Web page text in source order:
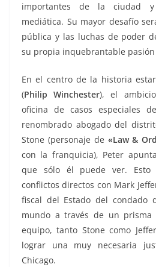
importantes de la ciudad
mediática. Su mayor desafío
pública y las luchas de poder
su propia inquebrantable
En el centro de la historia
(Philip Winchester), el
oficina de casos especiales
renombrado abogado del
Stone (personaje de «Law &
con la franquicia), Peter
que sólo él puede ver. Esto
conflictos directos con Mark
fiscal del Estado del condado
mundo a través de un prisma
equipo, tanto Stone como
lograr una muy necesaria
Chicago.